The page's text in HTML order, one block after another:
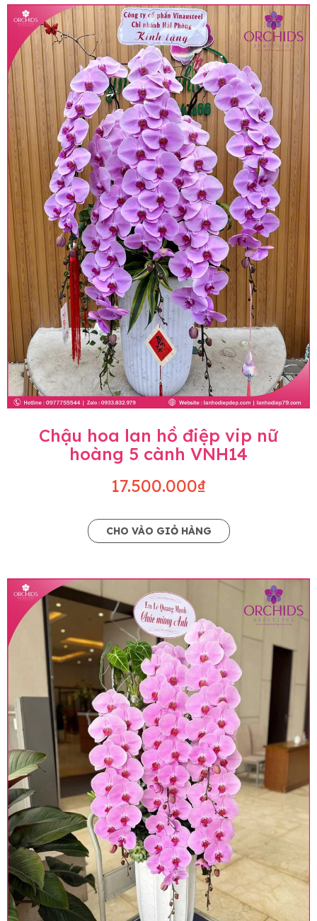
• Giá trên được miễn ship giao trong nội thành,
miễn phí in thiệp - banner theo yêu cầu khách
hàng.
• Beautiful Orchids liên kết với các cửa hàng
trên toàn quốc để phục vụ giao hoa tận nơi, mỗi
khu vực sẽ có mức giá khác nhau (tùy vào chi
phí mặt bằng, nguyên vật liệu,..) nên giá có thể sẽ
thay đổi so với giá niêm yết trên website. Khách
hàng ở Tỉnh thành khác vui lòng chủ động hỏi lại
giá trước khi đặt hàng, shop sẽ chủ động báo giá
chính xác khi có địa chỉ giao hàng cụ thể.
Chậu hoa lan hồ điệp vip nữ
hoàng 5 cành VNH14
17.500.000₫
CHO VÀO GIỎ HÀNG